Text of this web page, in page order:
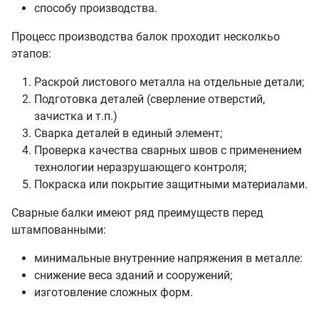
способу производства.
Процесс производства балок проходит несколкьо
этапов:
Раскрой листового металла на отдельные детали;
Подготовка деталей (сверление отверстий,
зачистка и т.п.)
Сварка деталей в единый элемент;
Проверка качества сварных швов с применением
технологии неразрушающего контроля;
Покраска или покрытие защитными материалами.
Сварные балки имеют ряд преимуществ перед
штампованными:
минимальные внутренние напряжения в металле:
снижение веса зданий и сооружений;
изготовление сложных форм.